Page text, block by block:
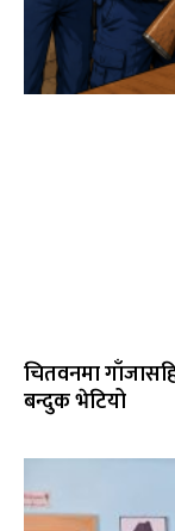
चितवनमा
बन्दुक भेटियो